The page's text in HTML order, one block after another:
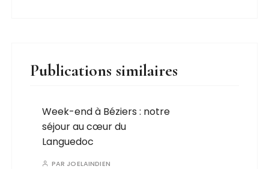
Publications similaires
Week-end à Béziers : notre
séjour au cœur du
Languedoc
PAR JOELAINDIEN